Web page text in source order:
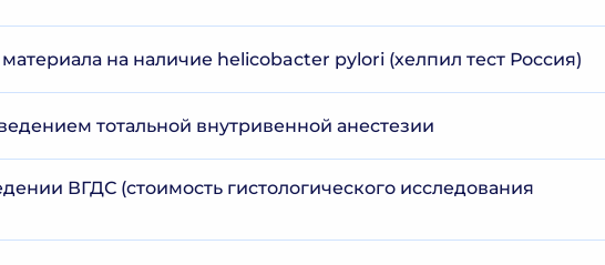
на наличие helicobacter pylori (хелпил тест Россия)
тотальной внутривенной анестезии
ВГДС (стоимость гистологического исследования